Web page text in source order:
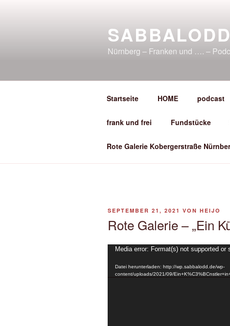
SABBALODD
Nürnberg – Franken und …. –
Startseite HOME podcast
frank und frei Fundstücke
Rote Galerie Kobergerstraße
VERÖFFENTLICHT
SEPTEMBER 21, 2021 VON HEIJO
Rote Galerie – „Ein
Video-
Media error: Format(s) not supported or
Datei herunterladen: http://wp.sabbalodd.de/wp-
content/uploads/2021/09/